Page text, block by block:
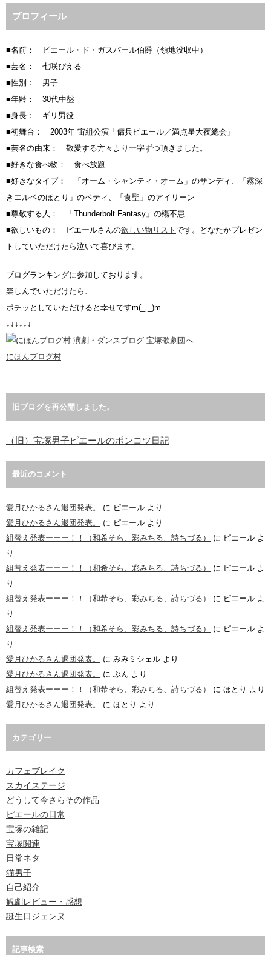
プロフィール
■名前： ピエール・ド・ガスパール伯爵（領地没収中）
■芸名： 七咲ぴえる
■性別： 男子
■年齢： 30代中盤
■身長： ギリ男役
■初舞台： 2003年 宙組公演「傭兵ピエール／満点星大夜總会」
■芸名の由来： 敬愛する方々より一字ずつ頂きました。
■好きな食べ物： 食べ放題
■好きなタイプ： 「オーム・シャンティ・オーム」のサンディ、「霧深
きエルベのほとり」のベティ、「食聖」のアイリーン
■尊敬する人： 「Thunderbolt Fantasy」の殤不患
■欲しいもの： ピエールさんの欲しい物リスト です。どなたかプレゼン
トしていただけたら泣いて喜びます。
ブログランキングに参加しております。
楽しんでいただけたら、
ポチッとしていただけると幸せですm(_ _)m
↓↓↓↓↓↓
にほんブログ村
旧ブログを再公開しました。
（旧）宝塚男子ピエールのポンコツ日記
最近のコメント
愛月ひかるさん退団発表。 に ピエール より
愛月ひかるさん退団発表。
に ピエール より
組替え発表ーーー！！（和希そら、彩みちる、詩ちづる）
に ピエール よ
り
組替え発表ーーー！！（和希そら、彩みちる、詩ちづる）
に ピエール よ
り
組替え発表ーーー！！（和希そら、彩みちる、詩ちづる）
に ピエール よ
り
組替え発表ーーー！！（和希そら、彩みちる、詩ちづる）
に ピエール よ
り
愛月ひかるさん退団発表。
に みみミシェル より
愛月ひかるさん退団発表。
に ぶん より
組替え発表ーーー！！（和希そら、彩みちる、詩ちづる）
に ほとり より
愛月ひかるさん退団発表。
に ほとり より
カテゴリー
カフェブレイク
スカイステージ
どうして今さらその作品
ピエールの日常
宝塚の雑記
宝塚関連
日常ネタ
猫男子
自己紹介
観劇レビュー・感想
誕生日ジェンヌ
記事検索